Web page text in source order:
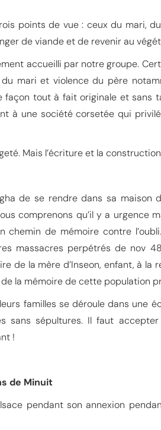
points de vue : ceux du mari,
de viande et de revenir au
accueilli par notre groupe.
mari et violence du père
façon tout à fait originale et
à une société corsetée qui
Mais l’écriture et la
de se rendre dans sa maison
comprenons qu’il y a urgence
de mémoire contre
massacres perpétrés de nov
de la mère d’Inseon, enfant, à
la mémoire de cette population
familles se déroule dans une
sans sépultures. Il faut
!
de Minuit
pendant son annexion